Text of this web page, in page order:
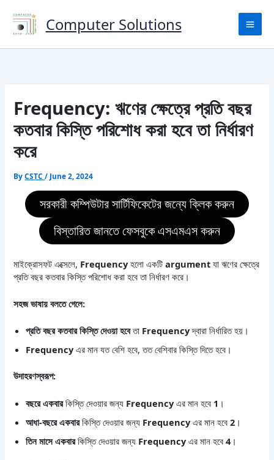
content
Computer Solutions
Frequency: ঋণের ক্ষেত্রে প্রতি বছর
কতবার কিস্তি পরিশোধ করা হবে তা নির্ধারণ
করে
ByCSTC/ June 2, 2024
সরকারী কম্পিউটার সার্টিফিকেটের জন্যে ক্লিক করুন
বিস্তারিত জানতে ফেসবুকে এসএমএস করুন
মাইক্রোসফট এক্সেলে, Frequencyহলো একটিargument যা ঋণের ক্ষেত্রে
প্রতি বছর কতবার কিস্তি পরিশোধ করা হবে তা নির্ধারণ করে।
সহজ ভাষায় বলতে গেলে:
প্রতি বছর কতবার কিস্তি দেওয়া হবেতা Frequencyদ্বারা নির্ধারিত হয়।
Frequencyএর মান যত বেশি হবে, তত বেশিবার কিস্তি দিতে হবে।
উদাহরণস্বরূপ:
বছরে একবারকিস্তি দেওয়ার জন্য Frequencyএর মান হবে 1 ।
আধা-বছরে একবারকিস্তি দেওয়ার জন্য Frequencyএর মান হবে2 ।
তিন মাসে একবারকিস্তি দেওয়ার জন্য Frequencyএর মান হবে4 ।